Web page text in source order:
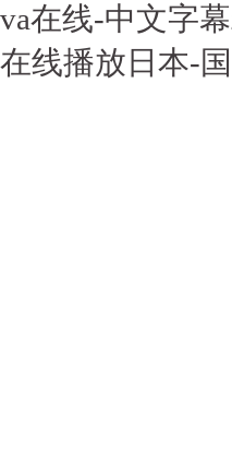
va在线-中文字
在线播放日本-